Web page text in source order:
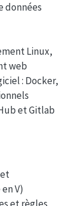
données
Linux,
web
: Docker,
et Gitlab
V)